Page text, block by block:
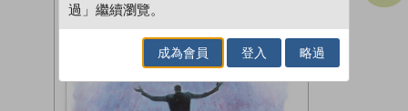
過」繼續瀏覽。
成為會員 登入 略過